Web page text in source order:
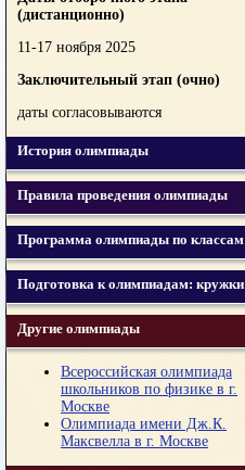
(дистанционно)
11-17 ноября 2025
Заключительный этап (очно)
даты согласовываются
История олимпиады
Правила проведения олимпиады
Программа олимпиады по классам
Подготовка к олимпиадам: кружки
Другие олимпиады
Всероссийская олимпиада
школьников по физике в г.
Москве
Олимпиада имени Дж.К.
Максвелла в г. Москве